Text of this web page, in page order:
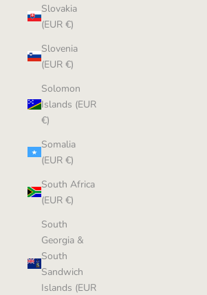
Slovakia
(EUR €)
Slovenia
(EUR €)
Solomon
Islands (EUR
€)
Somalia
(EUR €)
South Africa
(EUR €)
South
Georgia &
South
Sandwich
Islands (EUR